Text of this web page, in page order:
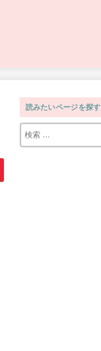
読みたいページを探す